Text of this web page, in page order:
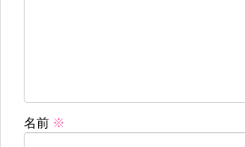
名前 ※